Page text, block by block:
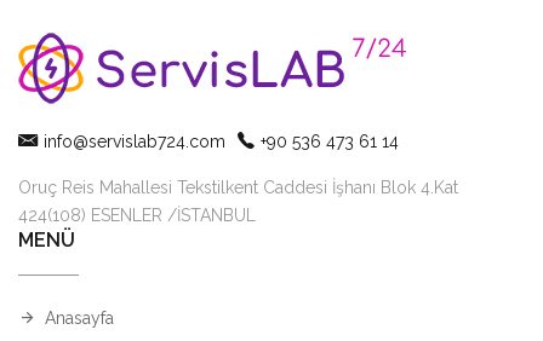
info@servislab724.com +90 536 473 61 14
Oruç Reis Mahallesi Tekstilkent Caddesi İşhanı Blok 4.Kat
424(108) ESENLER /İSTANBUL
MENÜ
Anasayfa